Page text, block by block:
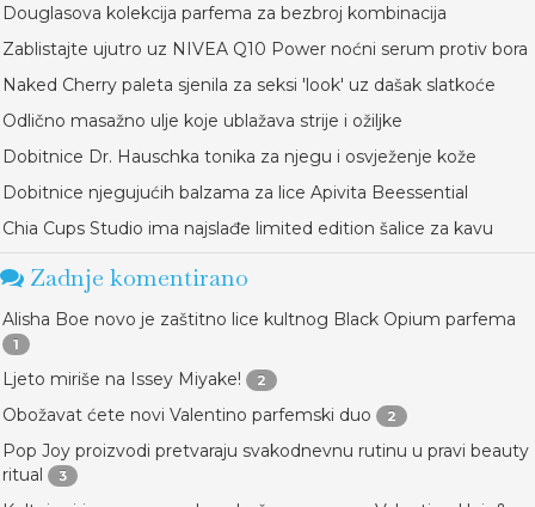
Douglasova kolekcija parfema za bezbroj kombinacija
Zablistajte ujutro uz NIVEA Q10 Power noćni serum protiv bora
Naked Cherry paleta sjenila za seksi 'look' uz dašak slatkoće
Odlično masažno ulje koje ublažava strije i ožiljke
Dobitnice Dr. Hauschka tonika za njegu i osvježenje kože
Dobitnice njegujućih balzama za lice Apivita Beessential
Chia Cups Studio ima najslađe limited edition šalice za kavu
Zadnje komentirano
Alisha Boe novo je zaštitno lice kultnog Black Opium parfema
1
Ljeto miriše na Issey Miyake! 2
Obožavat ćete novi Valentino parfemski duo 2
Pop Joy proizvodi pretvaraju svakodnevnu rutinu u pravi beauty
ritual
3